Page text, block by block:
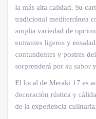
la más alta calidad. Su
tradicional mediterránea
amplia variedad de
entrantes ligeros y
contundentes y postres
sorprenderá por su sabor
El local de Meraki 17 es
decoración rústica y
de la experiencia culinaria.